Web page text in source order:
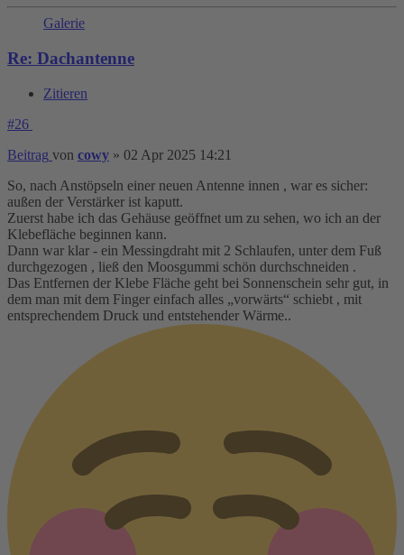
Galerie
Re: Dachantenne
Zitieren
#26
Beitrag von cowy » 02 Apr 2025 14:21
So, nach Anstöpseln einer neuen Antenne innen , war es sicher:
außen der Verstärker ist kaputt.
Zuerst habe ich das Gehäuse geöffnet um zu sehen, wo ich an der
Klebefläche beginnen kann.
Dann war klar - ein Messingdraht mit 2 Schlaufen, unter dem Fuß
durchgezogen , ließ den Moosgummi schön durchschneiden .
Das Entfernen der Klebe Fläche geht bei Sonnenschein sehr gut, in
dem man mit dem Finger einfach alles „vorwärts“ schiebt , mit
entsprechendem Druck und entstehender Wärme..